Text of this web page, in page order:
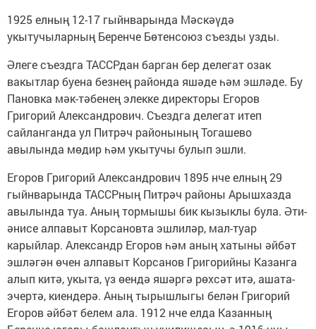
1925 елның 12-17 гыйнварында Мәскәүдә
укытучыларның Беренче Бөтенсоюз съезды узды.
Әлеге съездга ТАССРдан барган бер делегат озак
вакытлар буена безнең районда яшәде һәм эшләде. Бу
Пановка мәк-тәбенең элекке директоры Егоров
Григорий Александрович. Съездга делегат итеп
сайланганда ул Питрәч районының Тогашево
авылында мөдир һәм укытучы булып эшли.
Егоров Григорий Александрович 1895 нче елның 29
гыйнварында ТАССРның Питрәч районы Арышхазда
авылында туа. Аның тормышы бик кызыклы була. Әти-
әнисе алпавыт Корсановта эшлиләр, мал-туар
карыйлар. Александр Егоров һәм аның хатыны әйбәт
эшләгән өчен алпавыт Корсанов Григорийны Казанга
алып китә, укыта, үз өендә яшәргә рөхсәт итә, ашата-
эчертә, киендерә. Аның тырышлыгы белән Григорий
Егоров әйбәт белем ала. 1912 нче елда Казанның